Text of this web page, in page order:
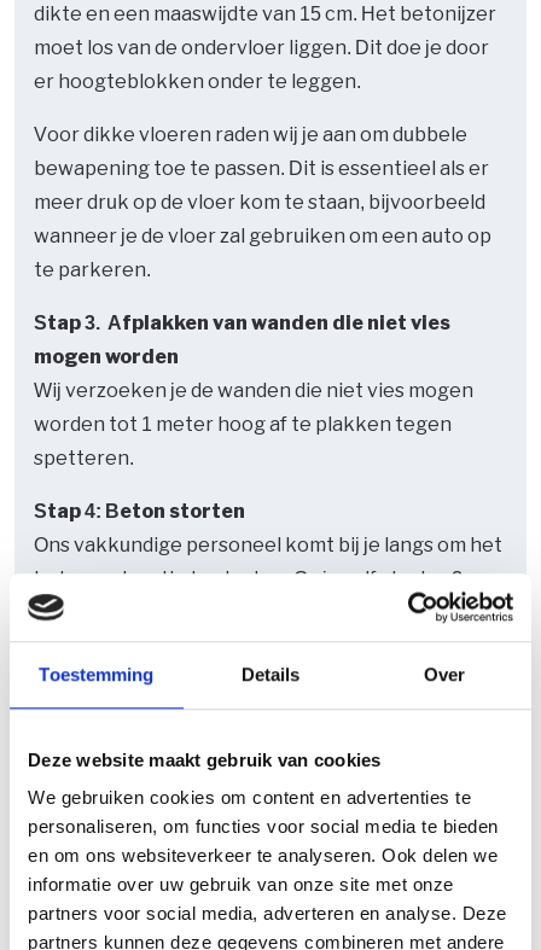
Toestemming Details Over
Deze website maakt gebruik van cookies
We gebruiken cookies om content en advertenties te
personaliseren, om functies voor social media te bieden
en om ons websiteverkeer te analyseren. Ook delen we
informatie over uw gebruik van onze site met onze
partners voor social media, adverteren en analyse. Deze
partners kunnen deze gegevens combineren met andere
dikte en een maaswijdte van 15 cm. Het betonijzer
moet los van de ondervloer liggen. Dit doe je door
er hoogteblokken onder te leggen.
Voor dikke vloeren raden wij je aan om dubbele
bewapening toe te passen. Dit is essentieel als er
meer druk op de vloer kom te staan, bijvoorbeeld
wanneer je de vloer zal gebruiken om een auto op
te parkeren.
Stap 3. Afplakken van wanden die niet vies
mogen worden
Wij verzoeken je de wanden die niet vies mogen
worden tot 1 meter hoog af te plakken tegen
spetteren.
Stap 4: Beton storten
Ons vakkundige personeel komt bij je langs om het
beton op locatie te storten. Ga je zelf storten?
Zorg dan dat je beschikt over het juiste materiaal.
Denk hierbij aan voldoende kruiwagens, een
trilnaald, betonhark, afwerkrei en
een afwerkspaan.
Direct een offerte in de mail?